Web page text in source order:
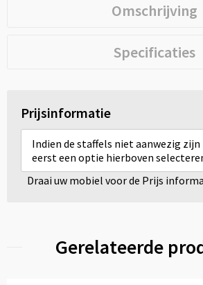
Omschrijving
Specificaties
Prijsinformatie
Indien de staffels niet aanwezig
eerst een optie hierboven
Draai uw mobiel voor de Prijs
Gerelateerde